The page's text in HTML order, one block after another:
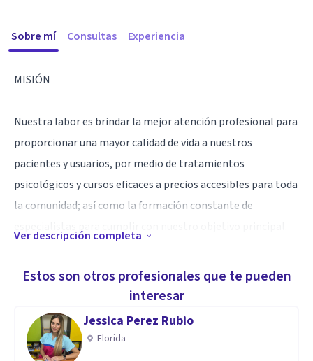
Sobre mí Consultas Experiencia
MISIÓN
Nuestra labor es brindar la mejor atención profesional para
proporcionar una mayor calidad de vida a nuestros
pacientes y usuarios, por medio de tratamientos
psicológicos y cursos eficaces a precios accesibles para toda
la comunidad; así como la formación constante de
VISIÓN
Convertirnos en una de las principales clínicas de salud a
nivel regional, ofreciendo distintos servicios que
proporcionen a los usuarios una visión amplia sobre su
Ver descripción completa
Estos son otros profesionales que te pueden
interesar
Jessica Perez Rubio
Florida